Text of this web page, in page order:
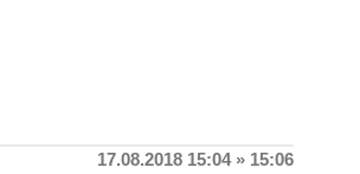
17.08.2018 15:04 » 15:06